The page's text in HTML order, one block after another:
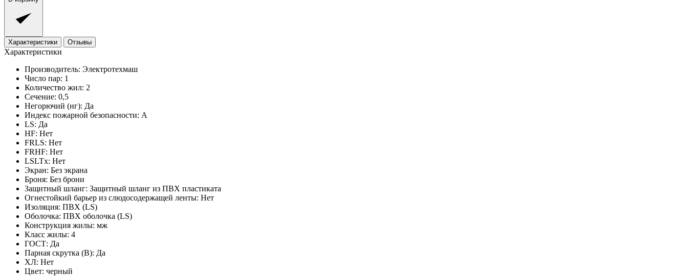
Характеристики Отзывы
Характеристики
Производитель: Электротехмаш
Число пар: 1
Количество жил: 2
Сечение: 0,5
Негорючий (нг): Да
Индекс пожарной безопасности: A
LS: Да
HF: Нет
FRLS: Нет
FRHF: Нет
LSLTx: Нет
Экран: Без экрана
Броня: Без брони
Защитный шланг: Защитный шланг из ПВХ пластиката
Огнестойкий барьер из слюдосодержащей ленты: Нет
Изоляция: ПВХ (LS)
Оболочка: ПВХ оболочка (LS)
Конструкция жилы: мж
Класс жилы: 4
ГОСТ: Да
Парная скрутка (В): Да
ХЛ: Нет
Цвет: черный